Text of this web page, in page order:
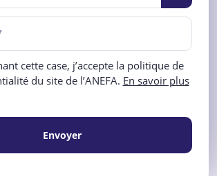
cette case, j’accepte la politique de
du site de l’ANEFA. En savoir plus
Envoyer